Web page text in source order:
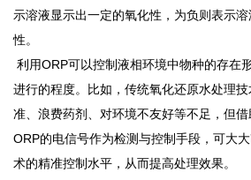
示溶液显示出一定的氧化性，为负则表示
性。
利用ORP可以控制液相环境中物种的存在
进行的程度。 比如，传统氧化还原水处理
准、浪费药剂、对环境不友好等不足，但借
ORP的电信号作为检测与控制手段，可大
术的精准控制水平，从而提高处理效果。